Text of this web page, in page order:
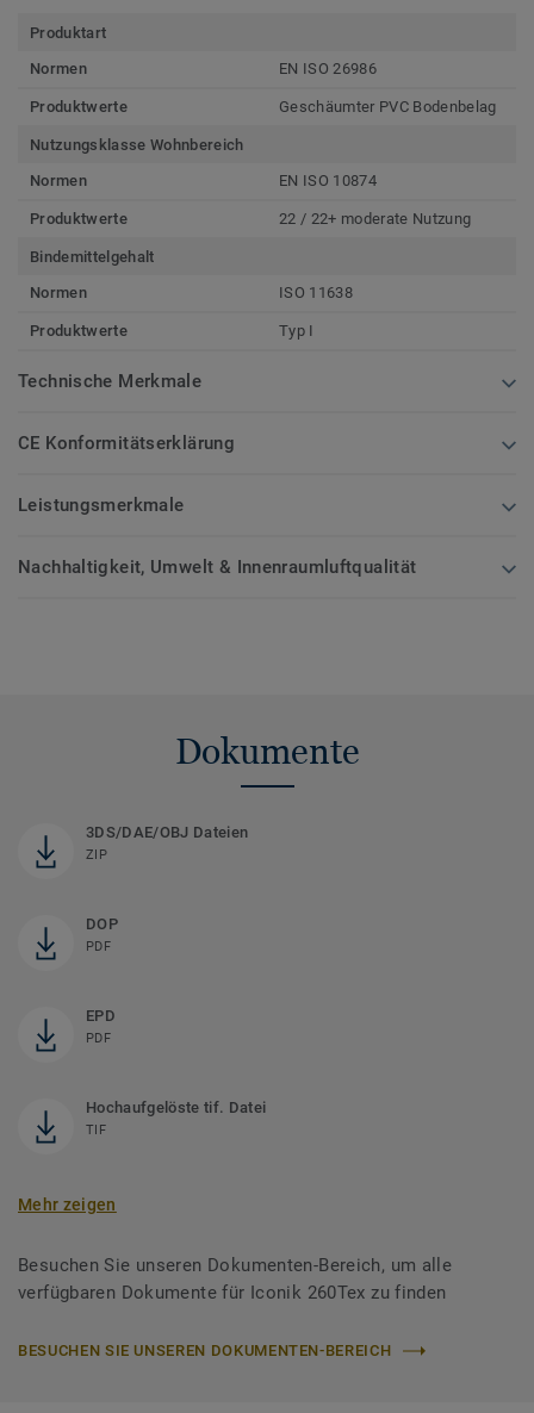
Produktart
Normen
EN ISO 26986
Produktwerte Geschäumter PVC Bodenbelag
Nutzungsklasse Wohnbereich
Normen
EN ISO 10874
Produktwerte 22 / 22+ moderate Nutzung
Bindemittelgehalt
Normen
ISO 11638
Produktwerte Typ I
Technische Merkmale
CE Konformitätserklärung
Leistungsmerkmale
Nachhaltigkeit, Umwelt & Innenraumluftqualität
Dokumente
3DS/DAE/OBJ Dateien
ZIP
DOP
PDF
EPD
PDF
Hochaufgelöste tif. Datei
TIF
Mehr zeigen
Besuchen Sie unseren Dokumenten-Bereich, um alle
verfügbaren Dokumente für Iconik 260Tex zu finden
BESUCHEN SIE UNSEREN DOKUMENTEN-BEREICH